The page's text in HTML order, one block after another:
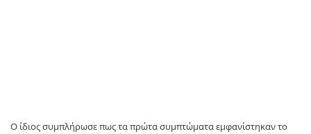
Ο ίδιος συμπλήρωσε πως τα πρώτα συμπτώματα εμφανίστηκαν το